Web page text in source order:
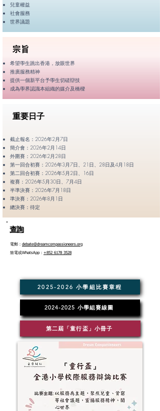
兒童權益
社會服務
世界議題
宗旨
希望學生跳出香港，放眼世界
推廣服務精神
提供一個新平台予學生切磋辯技
成為學界認識本組織的媒介及橋樑
重要日子
截止報名：2026年2月7日
簡介會：2026年2月14日
外圍賽：2026年2月28日
第一回合初賽：2026年3月7日、21日、28日及4月18日
第二回合初賽 ：2026年5月2日、16日
複賽：2026年5月30日、7月4日
半準決賽：2026年7月18日
準決賽：2026年8月1日
總決賽：待定
​查詢
電郵： debate@dreamcompassioneers.org
致電或WhatsApp： +852 6178 3528
2025-2026 小學組比賽章程
2024-2025 小學組賽線圖
第二屆「童行盃」小冊子